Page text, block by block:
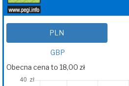
PLN
GBP
Obecna cena to 18,00 zł